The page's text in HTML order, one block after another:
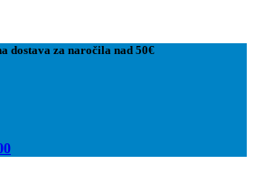
dostava za naročila nad 50€